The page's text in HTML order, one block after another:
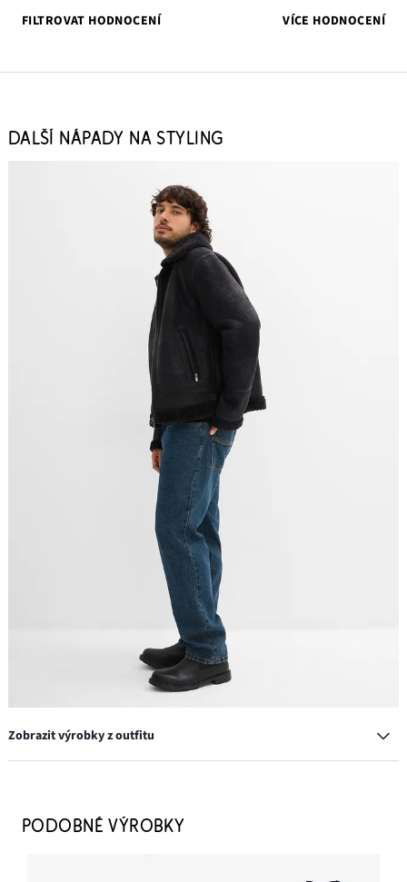
FILTROVAT HODNOCENÍ
VÍCE HODNOCENÍ
DALŠÍ NÁPADY NA STYLING
Zobrazit výrobky z outfitu
799 Kč
PODOBNÉ VÝROBKY